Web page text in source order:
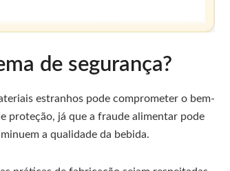
de segurança?
estranhos pode comprometer o bem-
proteção, já que a fraude alimentar pode
a qualidade da bebida.